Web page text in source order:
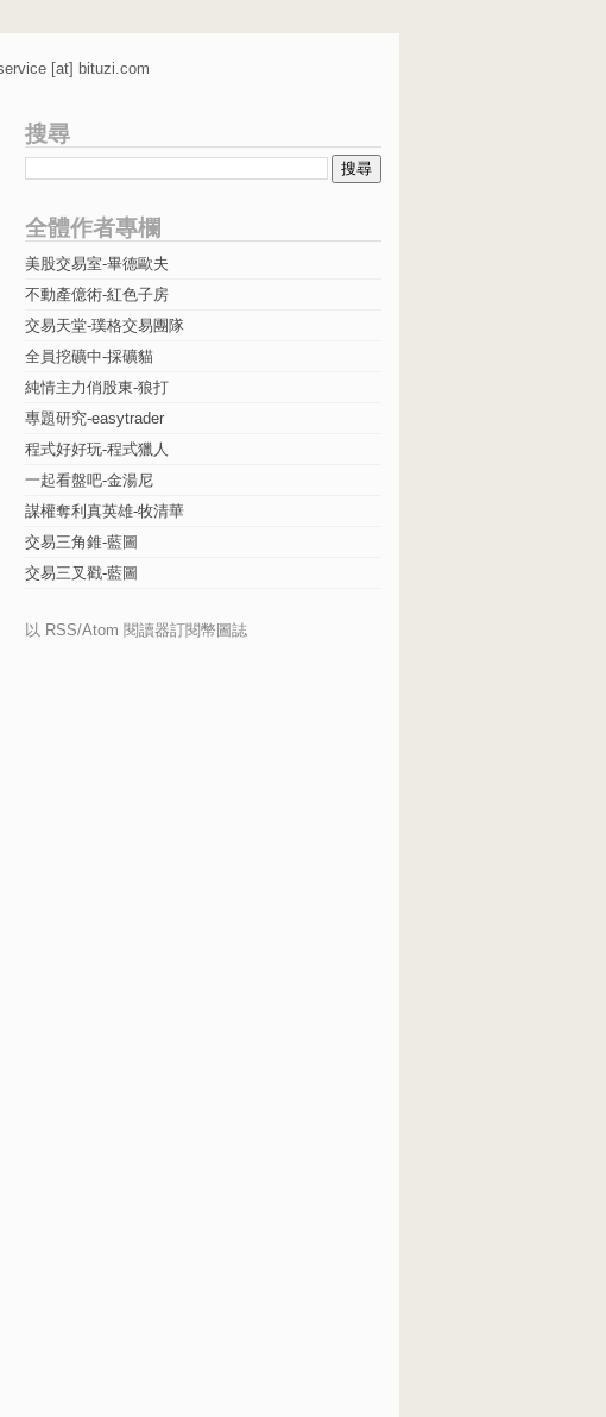
[at] bituzi.com
搜尋
全體作者專欄
美股交易室-畢德歐夫
不動產億術-紅色子房
交易天堂-璞格交易團隊
全員挖礦中-採礦貓
純情主力俏股東-狼打
專題研究-easytrader
程式好好玩-程式獵人
一起看盤吧-金湯尼
謀權奪利真英雄-牧清華
交易三角錐-藍圖
交易三叉戳-藍圖
以 RSS/Atom 閱讀器訂閱幣圖誌